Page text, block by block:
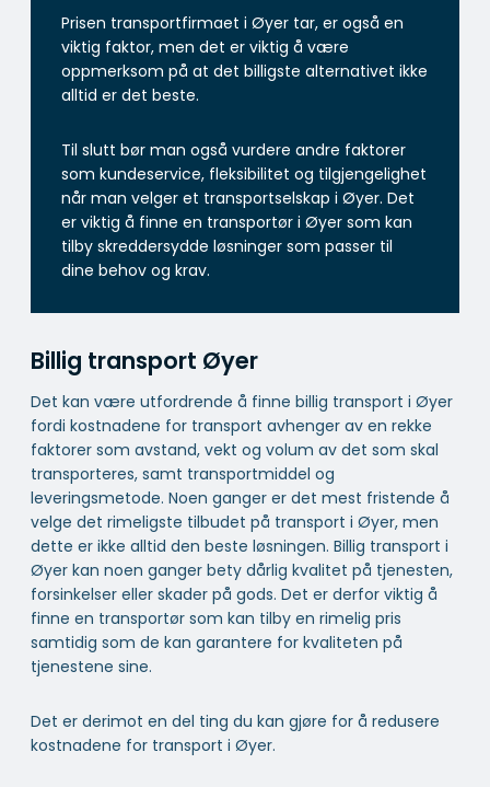
Prisen transportfirmaet i Øyer tar, er også en
viktig faktor, men det er viktig å være
oppmerksom på at det billigste alternativet ikke
alltid er det beste.
Til slutt bør man også vurdere andre faktorer
som kundeservice, fleksibilitet og tilgjengelighet
når man velger et transportselskap i Øyer. Det
er viktig å finne en transportør i Øyer som kan
tilby skreddersydde løsninger som passer til
dine behov og krav.
Billig transport Øyer
Det kan være utfordrende å finne billig transport i Øyer
fordi kostnadene for transport avhenger av en rekke
faktorer som avstand, vekt og volum av det som skal
transporteres, samt transportmiddel og
leveringsmetode. Noen ganger er det mest fristende å
velge det rimeligste tilbudet på transport i Øyer, men
dette er ikke alltid den beste løsningen. Billig transport i
Øyer kan noen ganger bety dårlig kvalitet på tjenesten,
forsinkelser eller skader på gods. Det er derfor viktig å
finne en transportør som kan tilby en rimelig pris
samtidig som de kan garantere for kvaliteten på
tjenestene sine.
Det er derimot en del ting du kan gjøre for å redusere
kostnadene for transport i Øyer.